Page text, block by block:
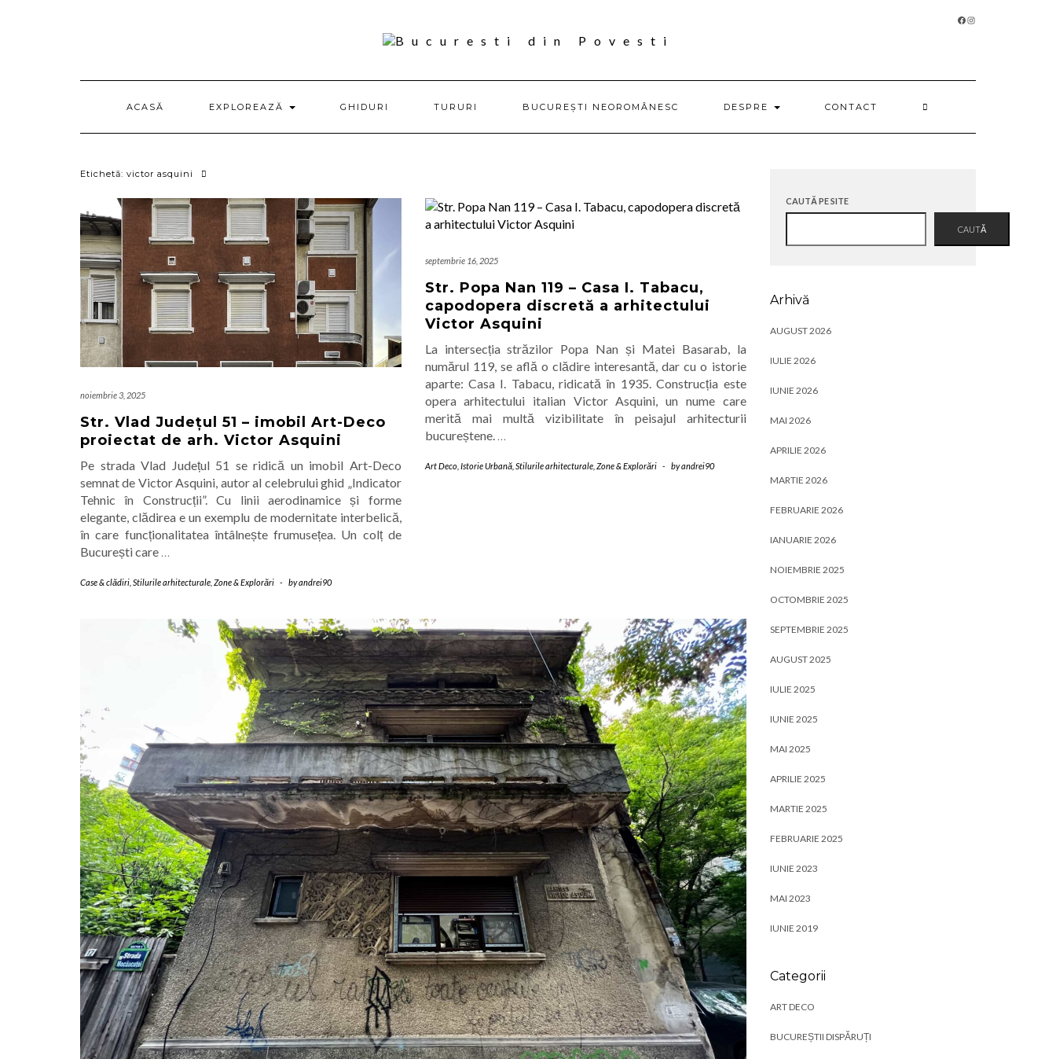
FACEBOOK
INSTAGRAM
ACASĂ EXPLOREAZĂ GHIDURI TURURI BUCUREȘTI NEOROMÂNESC DESPRE CONTACT
Etichetă: victor asquini
noiembrie 3, 2025
Str. Vlad Județul 51 – imobil Art-Deco
proiectat de arh. Victor Asquini
Pe strada Vlad Județul 51 se ridică un imobil Art-Deco
semnat de Victor Asquini, autor al celebrului ghid „Indicator
Tehnic în Construcții”. Cu linii aerodinamice și forme
elegante, clădirea e un exemplu de modernitate interbelică,
în care funcționalitatea întâlnește frumusețea. Un colț de
București care …
Case & clădiri Stilurile arhitecturale Zone & Explorări - byandrei90
septembrie 16, 2025
Str. Popa Nan 119 – Casa I. Tabacu,
capodopera discretă a arhitectului
Victor Asquini
La intersecția străzilor Popa Nan și Matei Basarab, la
numărul 119, se află o clădire interesantă, dar cu o istorie
aparte: Casa I. Tabacu, ridicată în 1935. Construcția este
opera arhitectului italian Victor Asquini, un nume care
merită mai multă vizibilitate în peisajul arhitecturii
bucureștene. …
Art Deco, Istorie Urbană, Stilurile arhitecturale, Zone & Explorări - byandrei90
CAUTĂ PE SITE
CAUTĂ
Arhivă
AUGUST 2026
IULIE 2026
IUNIE 2026
MAI 2026
APRILIE 2026
MARTIE 2026
FEBRUARIE 2026
IANUARIE 2026
NOIEMBRIE 2025
OCTOMBRIE 2025
SEPTEMBRIE 2025
AUGUST 2025
IULIE 2025
IUNIE 2025
MAI 2025
APRILIE 2025
MARTIE 2025
FEBRUARIE 2025
IUNIE 2023
MAI 2023
IUNIE 2019
Categorii
ART DECO
BUCUREȘTII DISPĂRUȚI